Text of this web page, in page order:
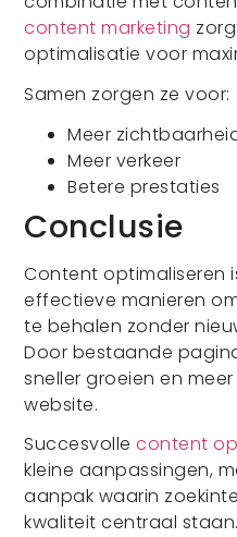
content marketing
optimalisatie voor
Samen zorgen ze voor:
Meer
Meer verkeer
Betere prestaties
Conclusie
Content optimaliseren
effectieve manieren
te behalen zonder
Door bestaande
sneller groeien en
website.
Succesvollecontent
kleine aanpassingen,
aanpak waarin
kwaliteit centraal